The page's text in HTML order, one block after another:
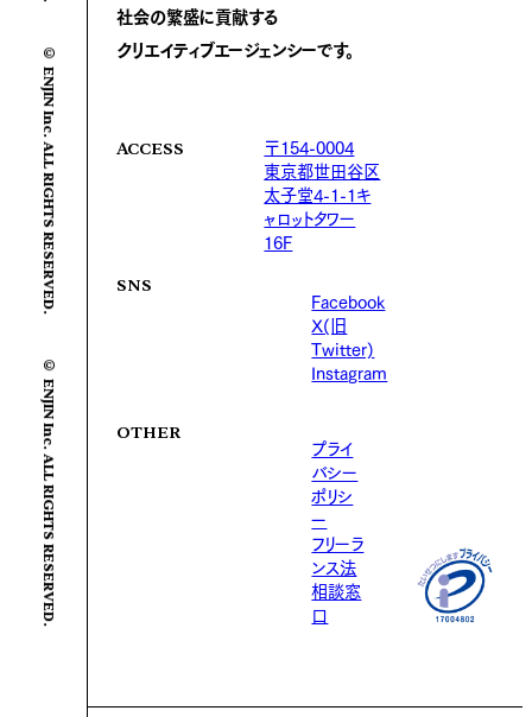
© ENJIN Inc. ALL RIGHTS RESERVED.
© ENJIN Inc. ALL RIGHTS RESERVED.
社会の繁盛に貢献する
クリエイティブエージェンシーです。
ACCESS
〒154-0004
東京都世田谷区
太子堂4-1-1キ
ャロットタワー
16F
SNS
Facebook
X(旧
Twitter)
Instagram
OTHER
プライ
バシー
ポリシ
ー
フリーラ
ンス法
相談窓
口